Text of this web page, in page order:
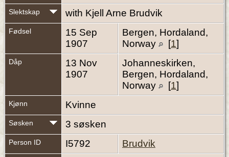
Slektskap with Kjell Arne Brudvik
Fødsel
15 Sep
1907
Bergen, Hordaland,
Norway
[1]
Dåp
13 Nov
1907
Johanneskirken,
Bergen, Hordaland,
Norway
[1]
Kjønn Kvinne
Søsken 3 søsken
Person ID I5792 Brudvik